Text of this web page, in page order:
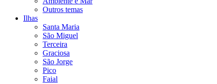
Outros temas
Ilhas
Santa Maria
São Miguel
Terceira
Graciosa
São Jorge
Pico
Faial